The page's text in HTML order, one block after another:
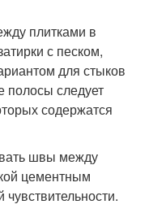
плитками в
с песком,
для стыков
следует
содержатся
швы между
цементным